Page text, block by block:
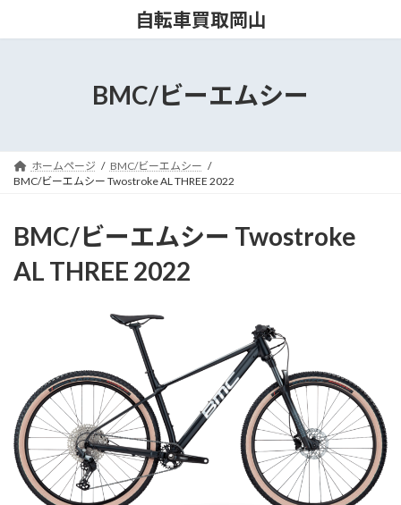
ッ
移
自転車買取岡山
BMC/ビーエムシー
ホームページ
BMC/ビーエムシー
BMC/ビーエムシー Twostroke AL THREE 2022
BMC/ビーエムシー Twostroke
AL THREE 2022